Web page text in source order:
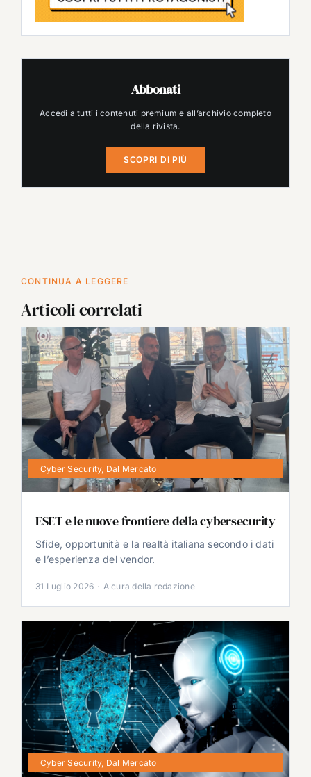
Abbonati
Accedi a tutti i contenuti premium e all’archivio completo
della rivista.
SCOPRI DI PIÙ
CONTINUA A LEGGERE
Articoli correlati
Cyber Security, Dal Mercato
ESET e le nuove frontiere della cybersecurity
Sfide, opportunità e la realtà italiana secondo i dati
e l’esperienza del vendor.
31 Luglio 2026 · A cura della redazione
Cyber Security, Dal Mercato